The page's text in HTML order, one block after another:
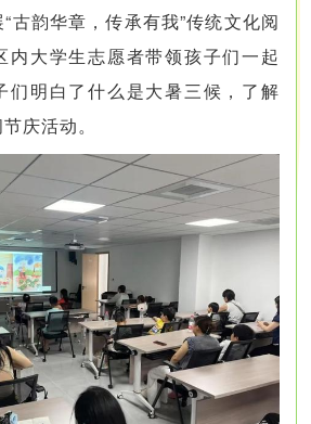
古韵华章，传承有我”传统文化阅
内大学生志愿者带领孩子们一起
们明白了什么是大暑三候，了解
庆活动。